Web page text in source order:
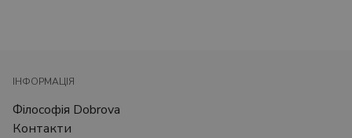
ІНФОРМАЦІЯ
Філософія Dobrova
Контакти